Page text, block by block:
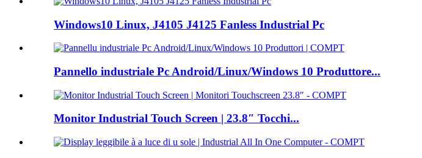
Windows10 Linux, J4105 J4125 Fanless Industrial Pc
Pannello industriale Pc Android/Linux/Windows 10 Produttore...
Monitor Industrial Touch Screen | 23.8″ Tocchi...